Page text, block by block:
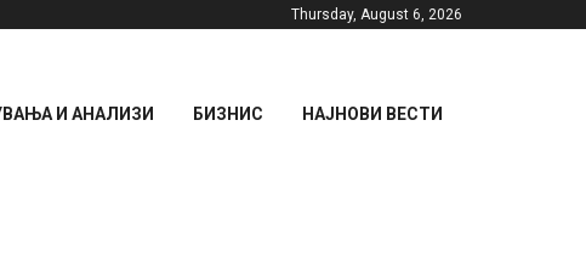
Thursday, August 6, 2026
И АНАЛИЗИ БИЗНИС НАЈНОВИ ВЕСТИ